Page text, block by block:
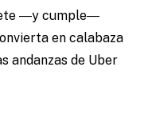
―y cumple―
en calabaza
andanzas de Uber